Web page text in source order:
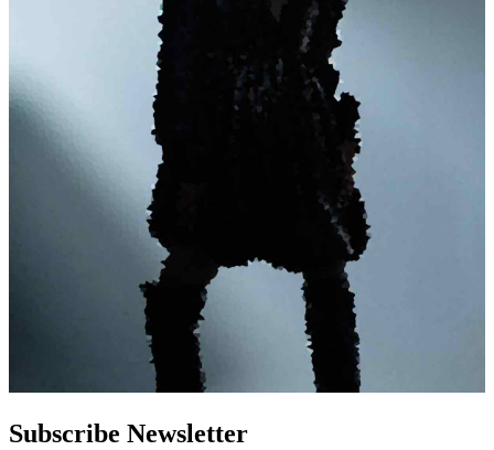
Subscribe Newsletter